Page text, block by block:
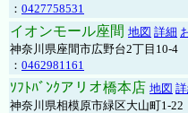
： 0427758531
イオンモール座間 地図 詳細
神奈川県座間市広野台2丁目10-
： 0462981161
ｿﾌﾄﾊﾞﾝｸアリオ橋本店 地図
神奈川県相模原市緑区大山町1-